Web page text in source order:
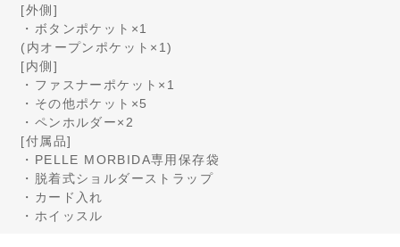
[外側]
・ボタンポケット×1
(内オープンポケット×1)
[内側]
・ファスナーポケット×1
・その他ポケット×5
・ペンホルダー×2
[付属品]
・PELLE MORBIDA専用保存袋
・脱着式ショルダーストラップ
・カード入れ
・ホイッスル